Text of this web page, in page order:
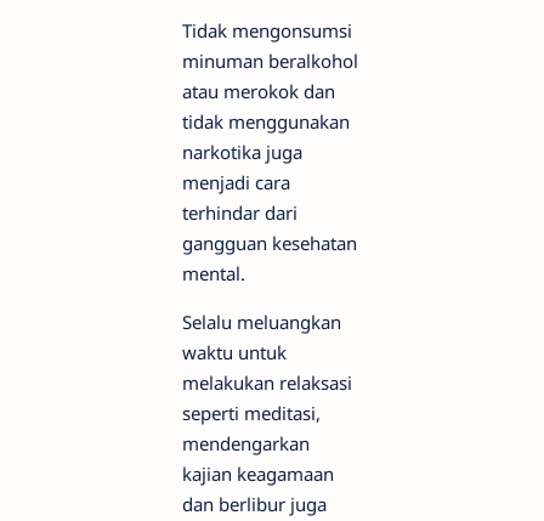
Tidak mengonsumsi
minuman beralkohol
atau merokok dan
tidak menggunakan
narkotika juga
menjadi cara
terhindar dari
gangguan kesehatan
mental.
Selalu meluangkan
waktu untuk
melakukan relaksasi
seperti meditasi,
mendengarkan
kajian keagamaan
dan berlibur juga